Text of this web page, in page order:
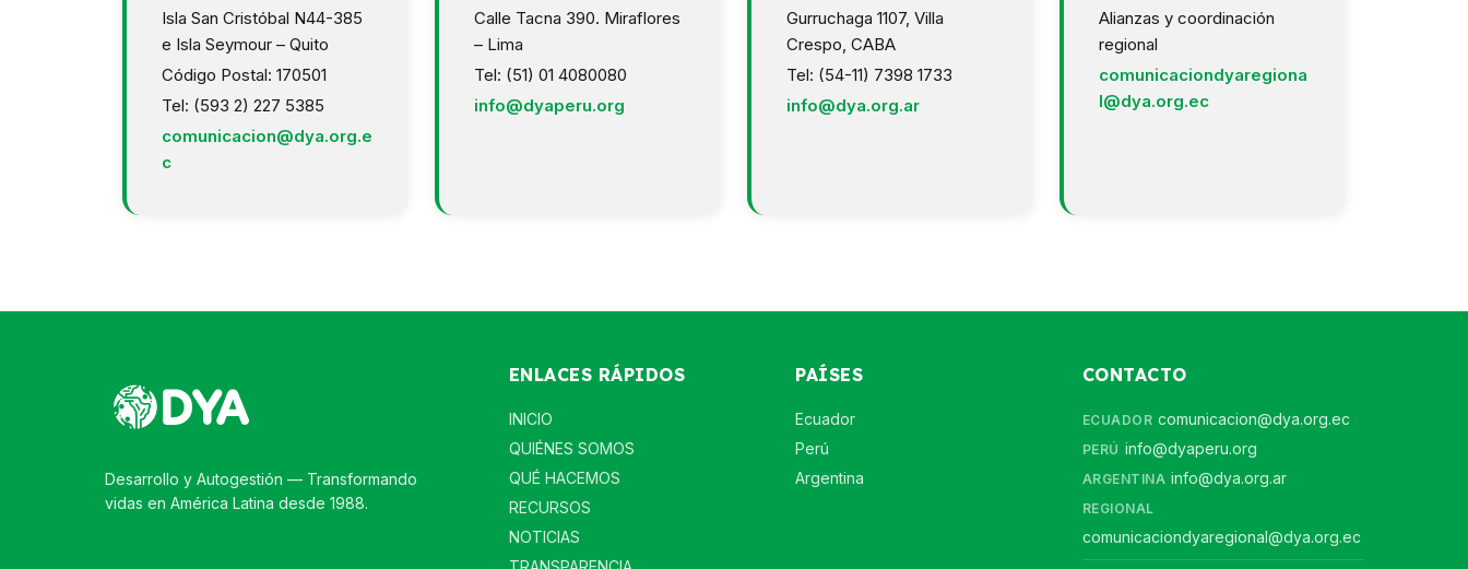
Isla San Cristóbal N44-385
e Isla Seymour – Quito
Código Postal: 170501
Tel: (593 2) 227 5385
comunicacion@dya.org.e
c
Calle Tacna 390. Miraflores
– Lima
Tel: (51) 01 4080080
info@dyaperu.org
Gurruchaga 1107, Villa
Crespo, CABA
Tel: (54-11) 7398 1733
info@dya.org.ar
Alianzas y coordinación
regional
comunicaciondyaregiona
l@dya.org.ec
Desarrollo y Autogestión — Transformando
vidas en América Latina desde 1988.
ENLACES RÁPIDOS
INICIO
QUIÉNES SOMOS
QUÉ HACEMOS
RECURSOS
NOTICIAS
PAÍSES
Ecuador
Perú
Argentina
CONTACTO
ECUADOR comunicacion@dya.org.ec
PERÚ info@dyaperu.org
ARGENTINA info@dya.org.ar
REGIONAL
comunicaciondyaregional@dya.org.ec